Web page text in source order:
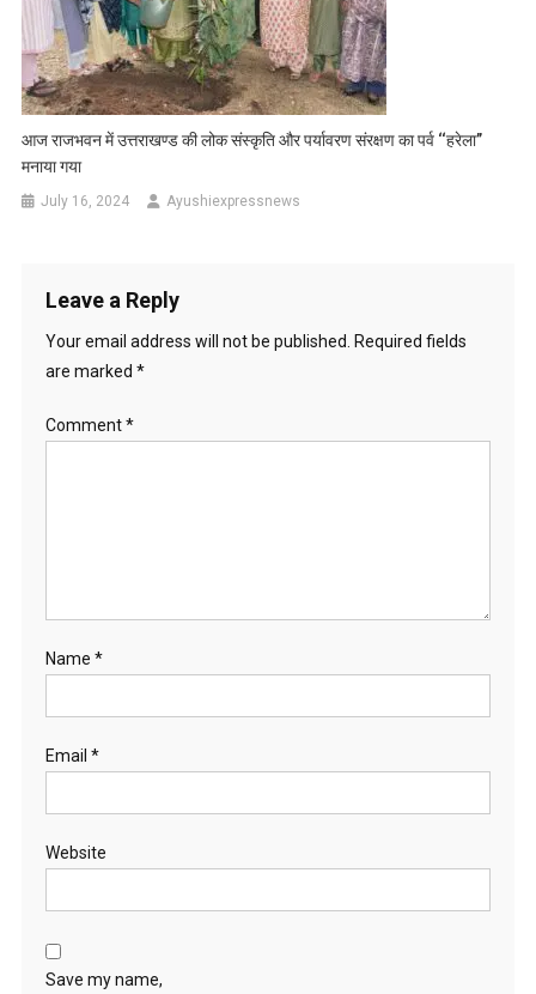
आज राजभवन में उत्तराखण्ड की लोक संस्कृति और पर्यावरण संरक्षण का पर्व ‘‘हरेला’’
मनाया गया
July 16, 2024 Ayushiexpressnews
Leave a Reply
Your email address will not be published.
Required fields
are marked *
Comment*
Name *
Email *
Website
Save my name,